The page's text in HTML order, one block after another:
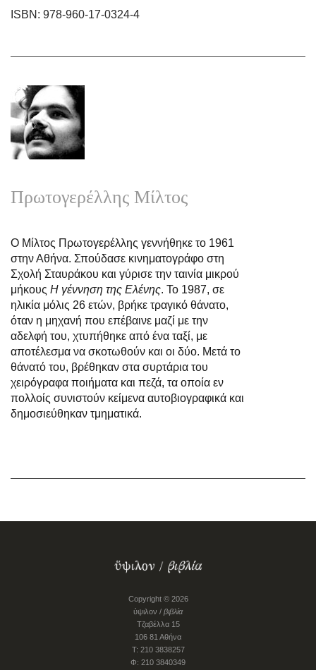
ISBN: 978-960-17-0324-4
Πρωτογερέλλης Mίλτος
Ο Μίλτος Πρωτογερέλλης γεννήθηκε το 1961
στην Αθήνα. Σπούδασε κινηματογράφο στη
Σχολή Σταυράκου και γύρισε την ταινία μικρού
μήκους Η γέννηση της Ελένης. To 1987, σε
ηλικία μόλις 26 ετών, βρήκε τραγικό θάνατο,
όταν η μηχανή που επέβαινε μαζί με την
αδελφή του, χτυπήθηκε από ένα ταξί, με
αποτέλεσμα να σκοτωθούν και οι δύο. Μετά το
θάνατό του, βρέθηκαν στα συρτάρια του
χειρόγραφα ποιήματα και πεζά, τα οποία εν
πολλοίς συνιστούν κείμενα αυτοβιογραφικά και
δημοσιεύθηκαν τμηματικά.
Copyright © 2026
ύψιλον / βιβλία
Τζαβέλλα 15
106 81 Αθήνα
Τ: 210 3838257
Φ: 210 3840349